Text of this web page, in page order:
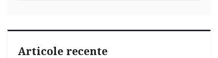
Articole recente